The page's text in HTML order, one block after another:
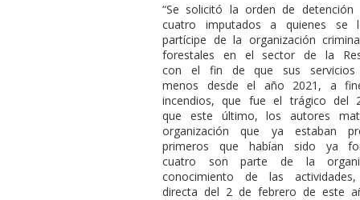
“Se solicitó la orden de
cuatro imputados a quienes
partícipe de la organización
forestales en el sector de la
con el fin de que sus servicios
menos desde el año 2021, a
incendios, que fue el trágico del
que este último, los autores
organización que ya estaban
primeros que habían sido ya
cuatro son parte de la
conocimiento de las
directa del 2 de febrero de este